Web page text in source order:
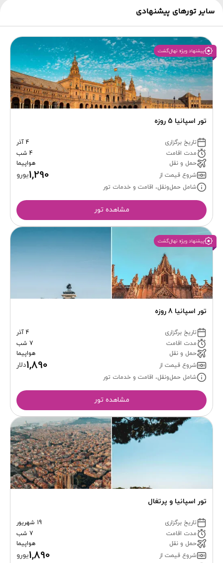
سایر تورهای پیشنهادی
تور اسپانیا 5 روزه
پیشنهاد ویژه نهال‌گشت
تاریخ برگزاری
4 آذر
مدت اقامت
4 شب
حمل و نقل
هواپیما
شروع قیمت از
1,290یورو
شامل حمل‌ونقل، اقامت و خدمات تور
مشاهده تور
تور اسپانیا 8 روزه
پیشنهاد ویژه نهال‌گشت
تاریخ برگزاری
4 آذر
مدت اقامت
7 شب
حمل و نقل
هواپیما
شروع قیمت از
1,890دلار
شامل حمل‌ونقل، اقامت و خدمات تور
مشاهده تور
تور اسپانیا و پرتغال
تاریخ برگزاری
19 شهریور
مدت اقامت
7 شب
حمل و نقل
هواپیما
شروع قیمت از
1,890یورو